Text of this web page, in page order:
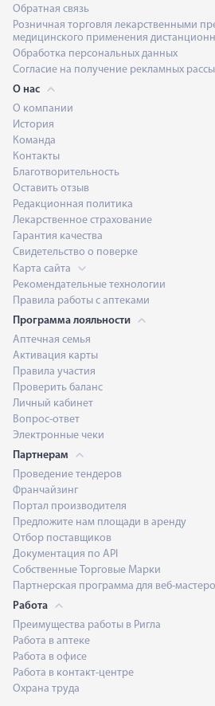
Обратная связь
Розничная торговля лекарственными
медицинского применения
Обработка персональных данных
Согласие на получение рекламных
О нас
О компании
История
Команда
Контакты
Благотворительность
Оставить отзыв
Редакционная политика
Лекарственное страхование
Гарантия качества
Свидетельство о поверке
Карта сайта
Рекомендательные технологии
Правила работы с аптеками
Программа лояльности
Аптечная семья
Активация карты
Правила участия
Проверить баланс
Личный кабинет
Вопрос-ответ
Электронные чеки
Партнерам
Проведение тендеров
Франчайзинг
Портал производителя
Предложите нам площади в аренду
Отбор поставщиков
Документация по API
Собственные Торговые Марки
Партнерская программа для веб-
Работа
Преимущества работы в Ригла
Работа в аптеке
Работа в офисе
Работа в контакт-центре
Охрана труда